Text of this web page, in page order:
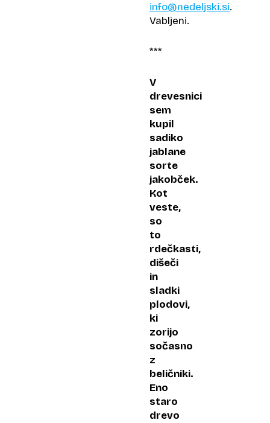
info@nedeljski.si.
Vabljeni.
***
V
drevesnici
sem
kupil
sadiko
jablane
sorte
jakobček.
Kot
veste,
so
to
rdečkasti,
dišeči
in
sladki
plodovi,
ki
zorijo
sočasno
z
beličniki.
Eno
staro
drevo